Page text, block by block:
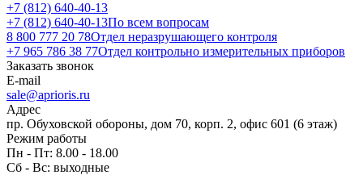
+7 (812) 640-40-13
+7 (812) 640-40-13По всем вопросам
8 800 777 20 78Отдел неразрушающего контроля
+7 965 786 38 77Отдел контрольно измерительных приборов
Заказать звонок
E-mail
sale@aprioris.ru
Адрес
пр. Обуховской обороны, дом 70, корп. 2, офис 601 (6 этаж)
Режим работы
Пн - Пт: 8.00 - 18.00
Сб - Вс: выходные